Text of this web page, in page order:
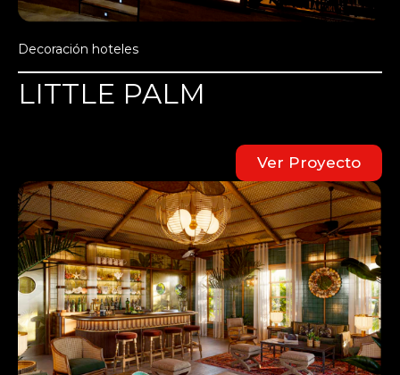
Decoración hoteles
LITTLE PALM
Ver Proyecto